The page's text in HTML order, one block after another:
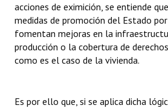
acciones de eximición, se entiende
medidas de promoción del Estado
fomentan mejoras en la
producción o la cobertura de
como es el caso de la vivienda.
Es por ello que, si se aplica dicha